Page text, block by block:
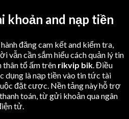
khoản and nạp tiền
đăng cam kết and kiểm tra,
vẫn cần sắm hiểu cách quản lý tin
thân tổ ấm trên rikvip bik. Điều
dụng là nạp tiền vào tin tức tài
đặt cược. Nền tảng này hỗ trợ
toán, từ gửi khoản qua ngân
tử.